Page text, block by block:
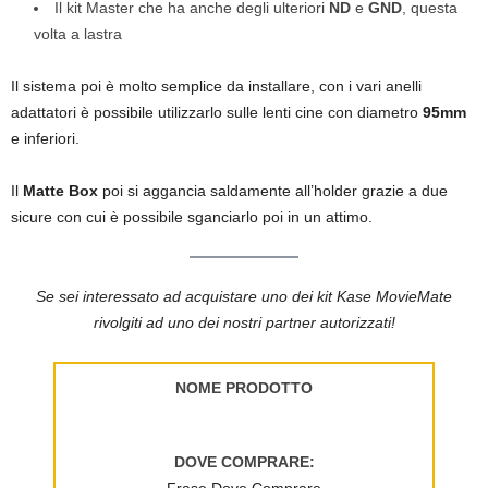
Il kit Master che ha anche degli ulteriori ND e GND , questa
volta a lastra
Il sistema poi è molto semplice da installare, con i vari anelli
adattatori è possibile utilizzarlo sulle lenti cine con diametro 95mm
e inferiori.
Il Matte Box poi si aggancia saldamente all’holder grazie a due
sicure con cui è possibile sganciarlo poi in un attimo.
Se sei interessato ad acquistare uno dei kit Kase MovieMate
rivolgiti ad uno dei nostri partner autorizzati!
NOME PRODOTTO
DOVE COMPRARE: